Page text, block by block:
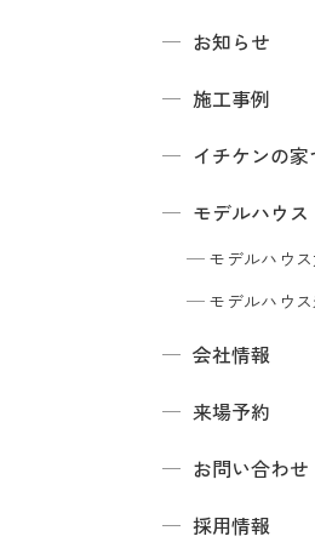
お知らせ
施工事例
イチケンの家
モデルハウス
モデルハウス
モデルハウス
会社情報
来場予約
お問い合わせ
採用情報